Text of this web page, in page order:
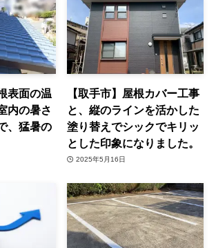
表面の温
内の暑さ
、猛暑の
【取手市】屋根カバー工事
と、縦のラインを活かした
塗り替えでシックでキリッ
とした印象になりました。
2025年5月16日